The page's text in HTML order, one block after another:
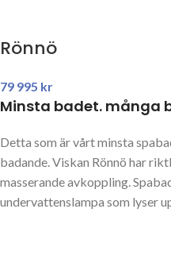
Rönnö
79 995 kr
Minsta badet. många
Detta som är vårt minsta
badande. Viskan Rönnö har
masserande avkoppling.
undervattenslampa som lyser